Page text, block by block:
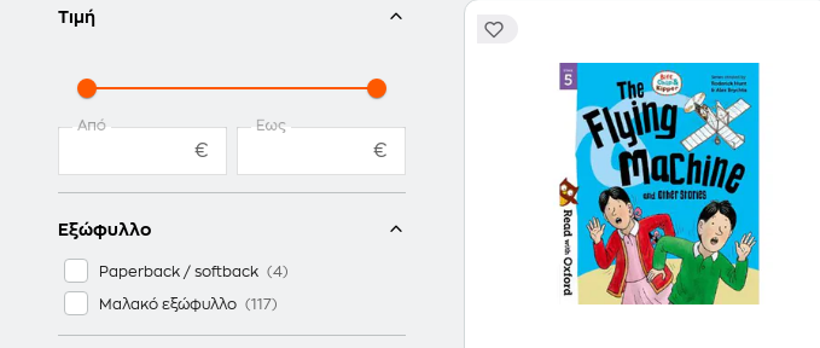
Τιμή
Από
€
Έως
€
Εξώφυλλο
Paperback / softback
Μαλακό εξώφυλλο